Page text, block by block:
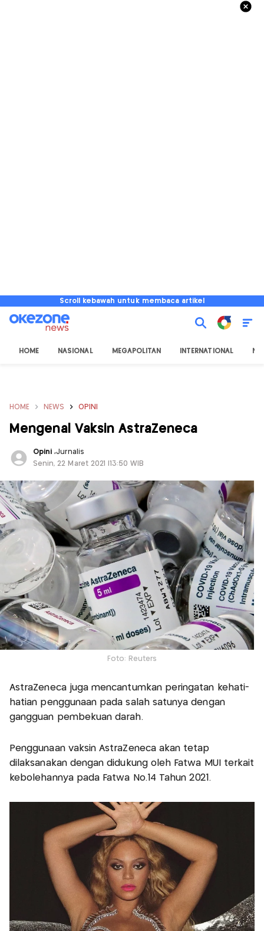
Scroll kebawah untuk membaca artikel
HOME NASIONAL MEGAPOLITAN INTERNATIONAL
HOME NEWS OPINI
Mengenal Vaksin AstraZeneca
Opini,Jurnalis
Senin, 22 Maret 2021 |13:50 WIB
Foto: Reuters
AstraZeneca juga mencantumkan peringatan kehati-
hatian penggunaan pada salah satunya dengan
gangguan pembekuan darah.
Penggunaan vaksin AstraZeneca akan tetap
dilaksanakan dengan didukung oleh Fatwa MUI terkait
kebolehannya pada Fatwa No.14 Tahun 2021.